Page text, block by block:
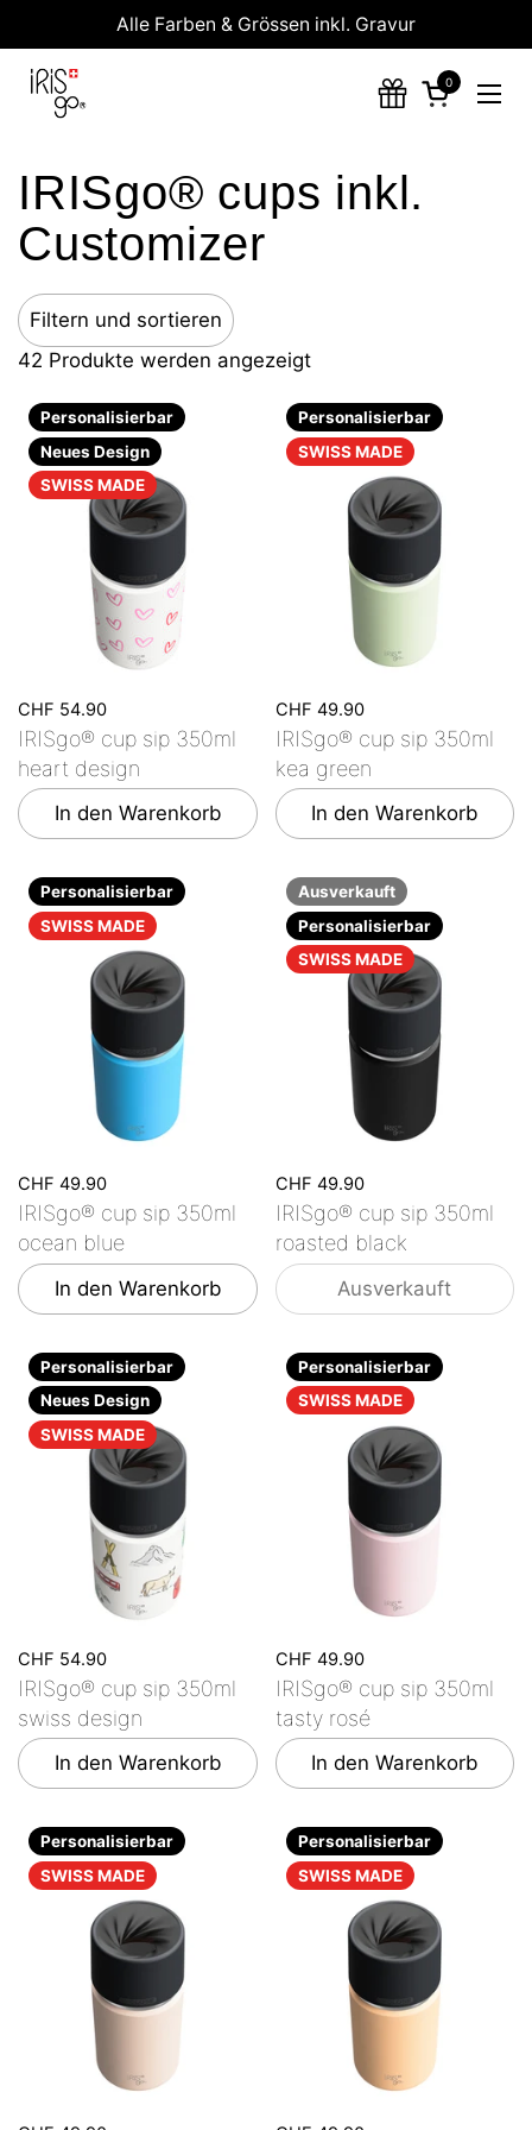
Zum Inhalt springenAlle Farben & Grössen inkl. Gravur
Warenkorb
0
IRISgo® cups inkl.
Customizer
Filtern und sortieren
42 Produkte werden angezeigt
CHF 54.90
IRISgo® cup sip 350ml
heart design
In den Warenkorb
Personalisierbar
Neues Design
SWISS MADE
CHF 49.90
IRISgo® cup sip 350ml
kea green
In den Warenkorb
Personalisierbar
SWISS MADE
CHF 49.90
IRISgo® cup sip 350ml
ocean blue
In den Warenkorb
Personalisierbar
SWISS MADE
CHF 49.90
IRISgo® cup sip 350ml
roasted black
Ausverkauft
Ausverkauft
Personalisierbar
SWISS MADE
CHF 54.90
IRISgo® cup sip 350ml
swiss design
In den Warenkorb
Personalisierbar
Neues Design
SWISS MADE
CHF 49.90
IRISgo® cup sip 350ml
tasty rosé
In den Warenkorb
Personalisierbar
SWISS MADE
Personalisierbar
SWISS MADE
Personalisierbar
SWISS MADE